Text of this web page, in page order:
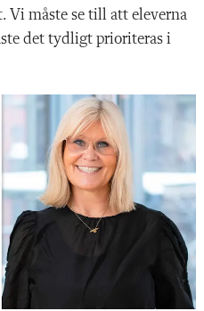
Vi måste se till att eleverna
det tydligt prioriteras i